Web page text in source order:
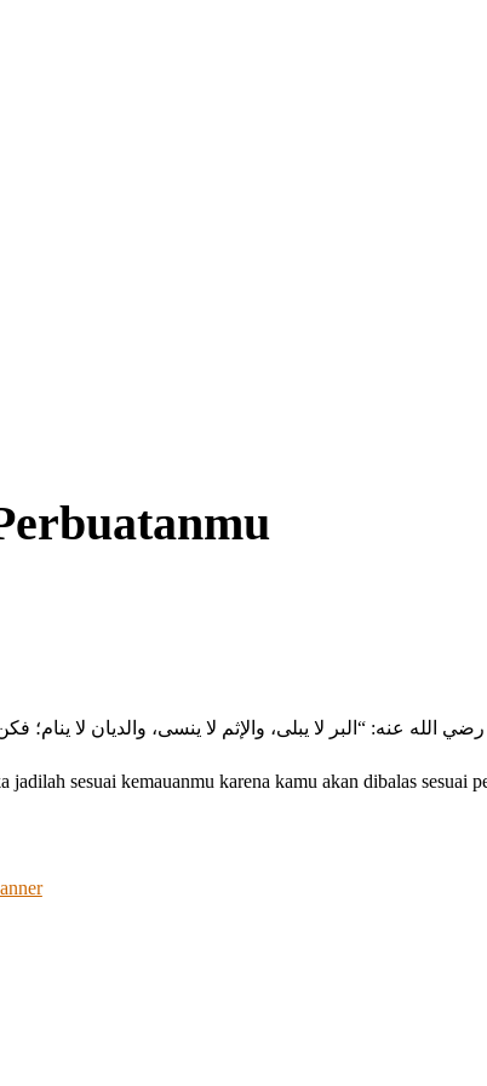
رضي الله عنه: “البر لا يبلى، والإثم لا ينسى، والديان لا
sesuai kemauanmu karena kamu akan dibalas sesuai